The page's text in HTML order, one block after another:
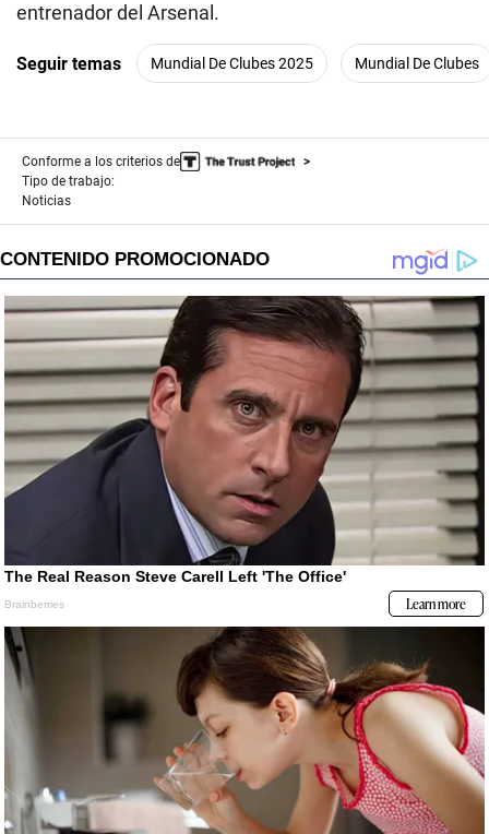
entrenador del Arsenal.
Seguir temas Mundial De Clubes 2025 Mundial De Clubes
Conforme a los criterios de
Tipo de trabajo:
Noticias